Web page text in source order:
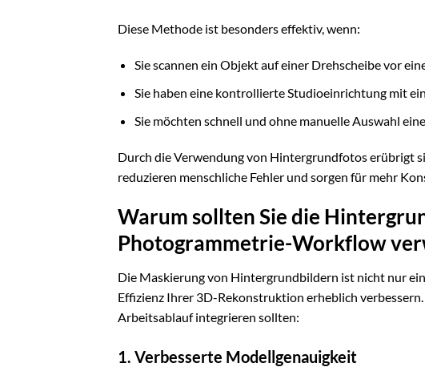
Diese Methode ist besonders effektiv, wenn:
Sie scannen ein Objekt auf einer Drehscheibe vor
Sie haben eine kontrollierte Studioeinrichtung mit
Sie möchten schnell und ohne manuelle Auswahl
Durch die Verwendung von Hintergrundfotos erübrigt
reduzieren menschliche Fehler und sorgen für mehr
Warum sollten Sie die
Photogrammetrie-Workflow
Die Maskierung von Hintergrundbildern ist nicht nur
Effizienz Ihrer 3D-Rekonstruktion erheblich
Arbeitsablauf integrieren sollten:
1. Verbesserte Modellgenauigkeit